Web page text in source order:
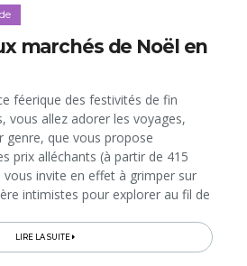
marchés de Noël en
féerique des festivités de fin
vous allez adorer les voyages,
genre, que vous propose
prix alléchants (à partir de 415
invite en effet à grimper sur
intimistes pour explorer au fil de
LIRE LA SUITE